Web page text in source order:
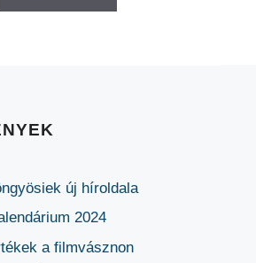
új híroldala
2024
a filmvásznon